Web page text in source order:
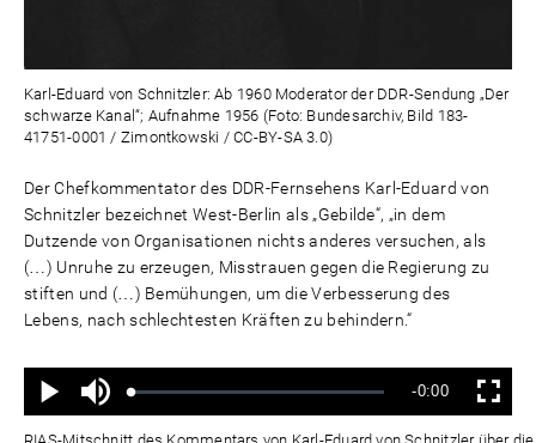
Karl-Eduard von Schnitzler: Ab 1960 Moderator der DDR-Sendung „Der
schwarze Kanal“; Aufnahme 1956 (Foto: Bundesarchiv, Bild 183-
41751-0001 / Zimontkowski / CC-BY-SA 3.0)
Der Chefkommentator des DDR-Fernsehens Karl-Eduard von
Schnitzler bezeichnet West-Berlin als „Gebilde“, „in dem
Dutzende von Organisationen nichts anderes versuchen, als
(…) Unruhe zu erzeugen, Misstrauen gegen die Regierung zu
stiften und (…) Bemühungen, um die Verbesserung des
Lebens, nach schlechtesten Kräften zu behindern.“
Wiedergabe
Ton
aus
Geladen:
Status:
Verbleibende
Zeit
-0:00 Vollbild